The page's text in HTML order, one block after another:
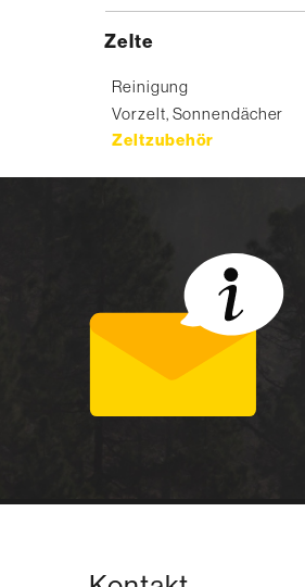
Zelte
Reinigung
Vorzelt, Sonnendächer
Zeltzubehör